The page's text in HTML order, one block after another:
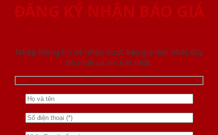
ĐĂNG KÝ NHẬN BÁO GIÁ
Nhập thông tin để nhận được báo giá mới nhât đầy
đủ nhất và chi tiết nhất.